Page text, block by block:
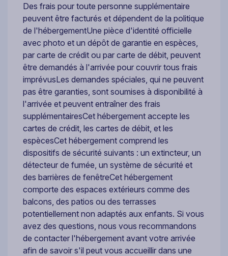
Des frais pour toute personne supplémentaire
peuvent être facturés et dépendent de la politique
de l'hébergementUne pièce d'identité officielle
avec photo et un dépôt de garantie en espèces,
par carte de crédit ou par carte de débit, peuvent
être demandés à l'arrivée pour couvrir tous frais
imprévusLes demandes spéciales, qui ne peuvent
pas être garanties, sont soumises à disponibilité à
l'arrivée et peuvent entraîner des frais
supplémentairesCet hébergement accepte les
cartes de crédit, les cartes de débit, et les
espècesCet hébergement comprend les
dispositifs de sécurité suivants : un extincteur, un
détecteur de fumée, un système de sécurité et
des barrières de fenêtreCet hébergement
comporte des espaces extérieurs comme des
balcons, des patios ou des terrasses
potentiellement non adaptés aux enfants. Si vous
avez des questions, nous vous recommandons
de contacter l'hébergement avant votre arrivée
afin de savoir s'il peut vous accueillir dans une